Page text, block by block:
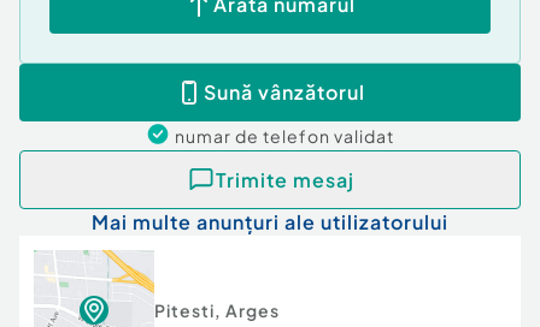
Sună vânzătorul
numar de telefon validat
Trimite mesaj
Mai multe anunțuri ale utilizatorului
Pitesti, Arges